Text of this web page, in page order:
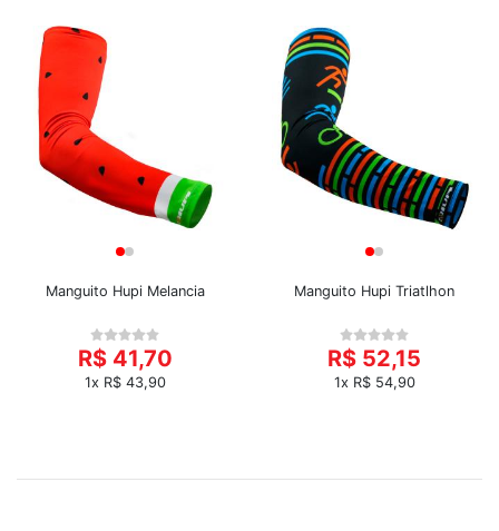
Manguito Hupi Melancia
R$ 41,70
1x R$ 43,90
Manguito Hupi Triatlhon
R$ 52,15
1x R$ 54,90